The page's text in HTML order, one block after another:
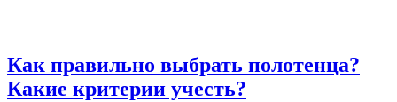
Как правильно выбрать полотенца?
Какие критерии учесть?